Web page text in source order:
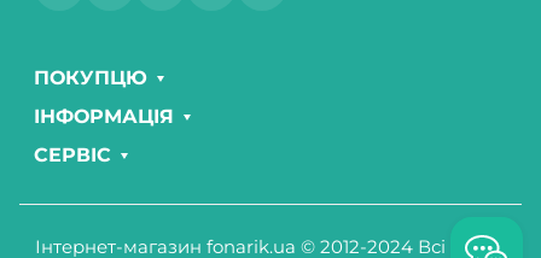
ПОКУПЦЮ
ІНФОРМАЦІЯ
СЕРВІС
Інтернет-магазин fonarik.ua © 2012-2024 Всі права